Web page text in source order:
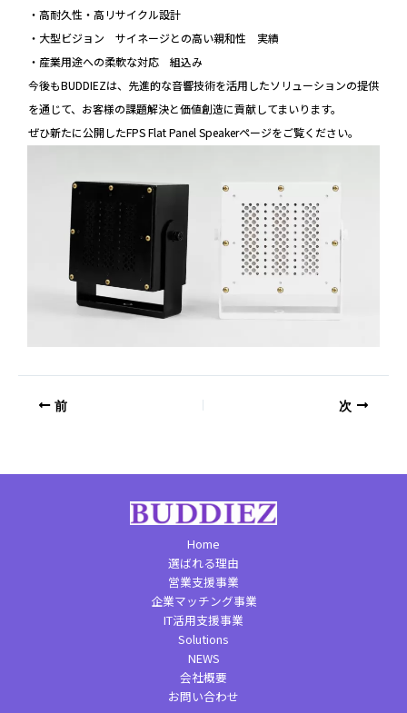
・高耐久性・高リサイクル設計
・大型ビジョン サイネージとの高い親和性 実績
・産業用途への柔軟な対応 組込み
今後もBUDDIEZは、先進的な音響技術を活用したソリューションの提供
を通じて、お客様の課題解決と価値創造に貢献してまいります。
ぜひ新たに公開したFPS Flat Panel Speakerページをご覧ください。
前 次
Home
選ばれる理由
営業支援事業
企業マッチング事業
IT活用支援事業
Solutions
NEWS
会社概要
お問い合わせ